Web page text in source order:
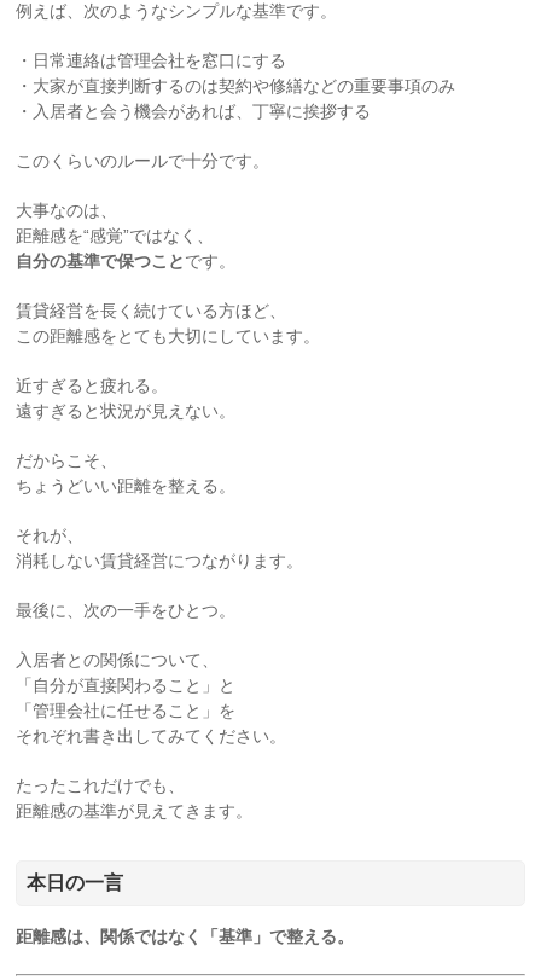
例えば、次のようなシンプルな基準です。
・日常連絡は管理会社を窓口にする
・大家が直接判断するのは契約や修繕などの重要事項のみ
・入居者と会う機会があれば、丁寧に挨拶する
このくらいのルールで十分です。
大事なのは、
距離感を“感覚”ではなく、
自分の基準で保つことです。
賃貸経営を長く続けている方ほど、
この距離感をとても大切にしています。
近すぎると疲れる。
遠すぎると状況が見えない。
だからこそ、
ちょうどいい距離を整える。
それが、
消耗しない賃貸経営につながります。
最後に、次の一手をひとつ。
入居者との関係について、
「自分が直接関わること」と
「管理会社に任せること」を
それぞれ書き出してみてください。
たったこれだけでも、
距離感の基準が見えてきます。
本日の一言
距離感は、関係ではなく「基準」で整える。